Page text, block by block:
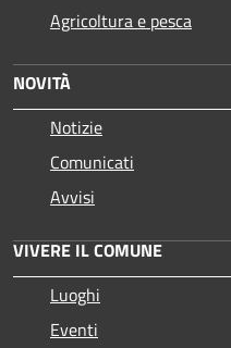
Agricoltura e pesca
NOVITÀ
Notizie
Comunicati
Avvisi
VIVERE IL COMUNE
Luoghi
Eventi